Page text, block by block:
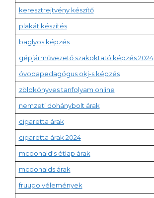
keresztrejtvény készítő
plakát készítés
baglyos képzés
gépjárművezető szakoktató képzés 2024
óvodapedagógus okj-s képzés
zöldkönyves tanfolyam online
nemzeti dohánybolt árak
cigaretta árak
cigaretta árak 2024
mcdonald's étlap árak
mcdonalds árak
fruugo vélemények